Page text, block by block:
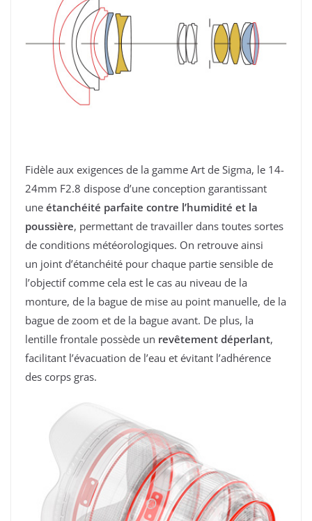
Fidèle aux exigences de la gamme Art de Sigma, le 14-
24mm F2.8 dispose d’une conception garantissant
une étanchéité parfaite contre l’humidité et la
poussière, permettant de travailler dans toutes sortes
de conditions météorologiques. On retrouve ainsi
un joint d’étanchéité pour chaque partie sensible de
l’objectif comme cela est le cas au niveau de la
monture, de la bague de mise au point manuelle, de la
bague de zoom et de la bague avant. De plus, la
lentille frontale possède un revêtement déperlant,
facilitant l’évacuation de l’eau et évitant l’adhérence
des corps gras.